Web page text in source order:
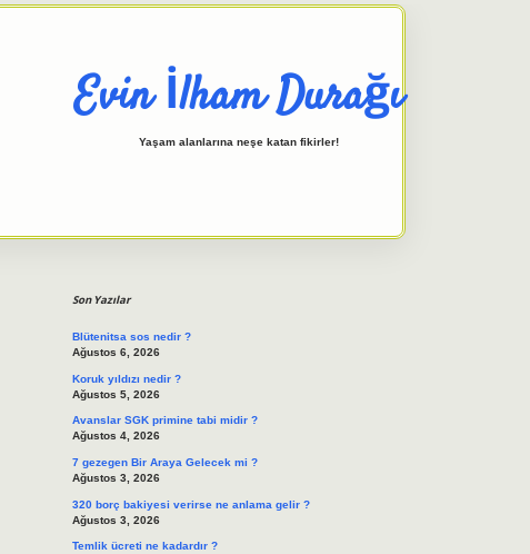
Evin İlham Durağı
Yaşam alanlarına neşe katan fikirler!
Son Yazılar
Blütenitsa sos nedir ?
Ağustos 6, 2026
Koruk yıldızı nedir ?
Ağustos 5, 2026
Avanslar SGK primine tabi midir ?
Ağustos 4, 2026
7 gezegen Bir Araya Gelecek mi ?
Ağustos 3, 2026
320 borç bakiyesi verirse ne anlama gelir ?
Ağustos 3, 2026
Temlik ücreti ne kadardır ?